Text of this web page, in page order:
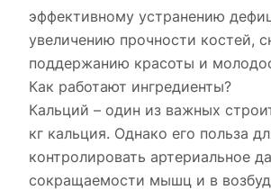
эффективному устранению
увеличению прочности костей,
поддержанию красоты и
Как работают ингредиенты?
Кальций – один из важных
кг кальция. Однако его польза
контролировать артериальное
сокращаемости мышц и в